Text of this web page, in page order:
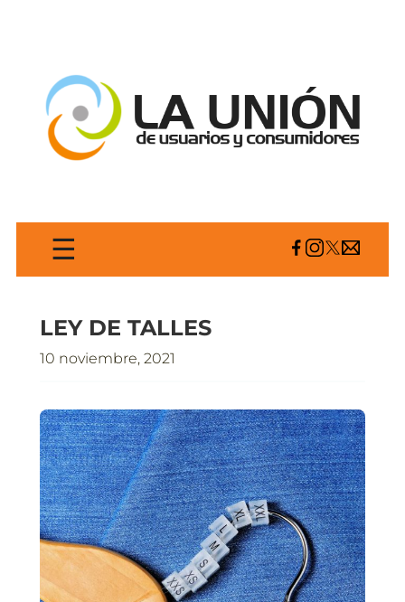
☰
LEY DE TALLES
10 noviembre, 2021